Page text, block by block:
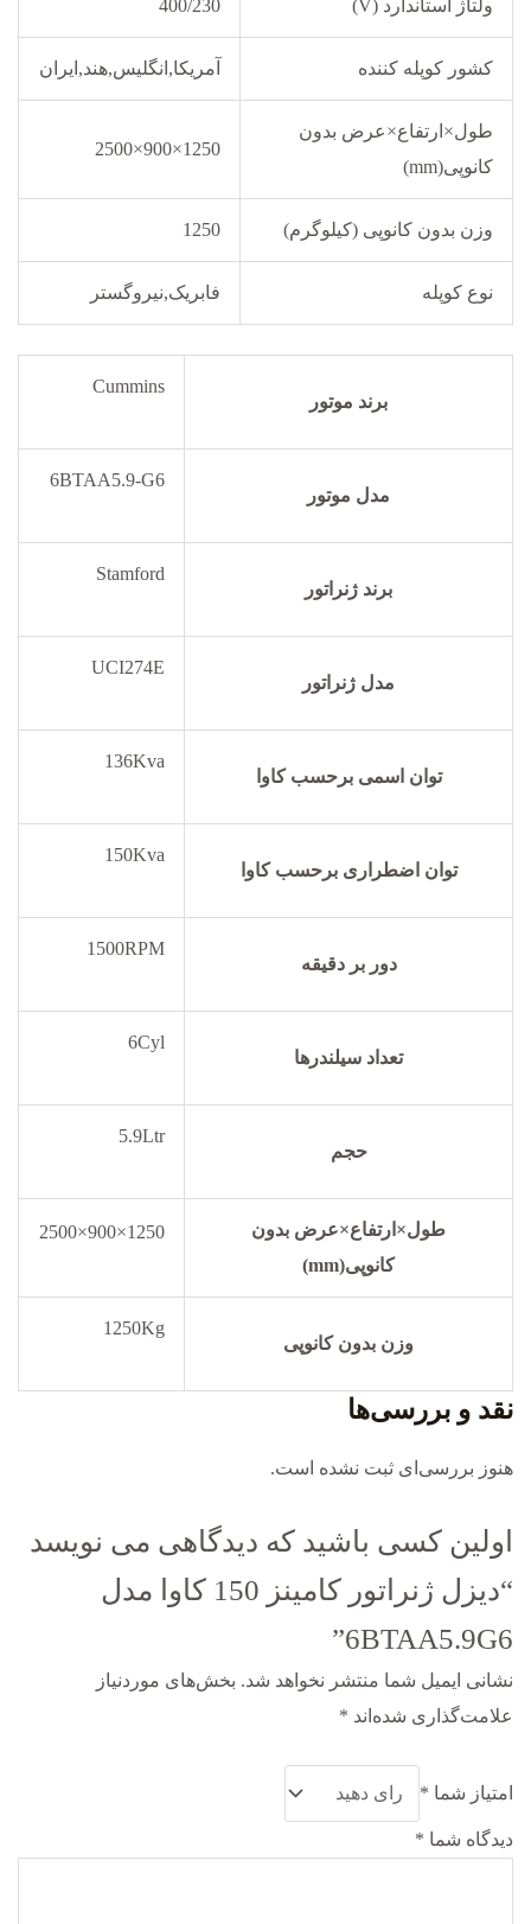
ولتاژ استاندارد (V) 400/230
کشور کوپله کننده آمریکا,انگلیس,هند,ایران
طول×ارتفاع×عرض بدون
کانوپی(mm)
1250×900×2500
وزن بدون کانوپی (کیلوگرم) 1250
نوع کوپله فابریک,نیروگستر
برند موتور
Cummins
مدل موتور
6BTAA5.9-G6
برند ژنراتور
Stamford
مدل ژنراتور
UCI274E
توان اسمی برحسب کاوا
136Kva
توان اضطراری برحسب کاوا
150Kva
دور بر دقیقه
1500RPM
تعداد سیلندرها
6Cyl
حجم
5.9Ltr
طول×ارتفاع×عرض بدون
کانوپی(mm)
1250×900×2500
وزن بدون کانوپی
1250Kg
نقد و بررسی‌ها
هنوز بررسی‌ای ثبت نشده است.
اولین کسی باشید که دیدگاهی می نویسد
“دیزل ژنراتور کامینز 150 کاوا مدل
6BTAA5.9G6”
نشانی ایمیل شما منتشر نخواهد شد. بخش‌های موردنیاز
علامت‌گذاری شده‌اند *
امتیاز شما *
دیدگاه شما *